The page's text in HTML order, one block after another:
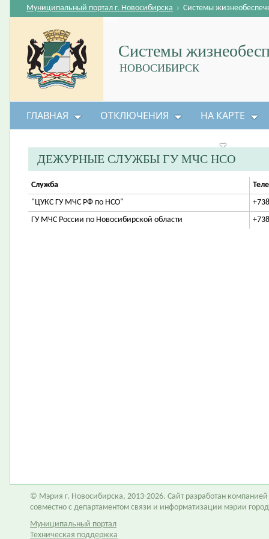
Системы
НОВОСИБИРСК
Муниципальный портал г. Новосибирска › Системы
ГЛАВНАЯ ОТКЛЮЧЕНИЯ НА КАРТЕ
ДЕЖУРНЫЕ СЛУЖБЫ ГУ МЧС НСО
Служба
"ЦУКС ГУ МЧС РФ по НСО"
ГУ МЧС России по Новосибирской области
© Мэрия г. Новосибирска, 2013-2026. Сайт разработан компанией
совместно с департаментом связи и информатизации мэрии
Муниципальный портал
Техническая поддержка